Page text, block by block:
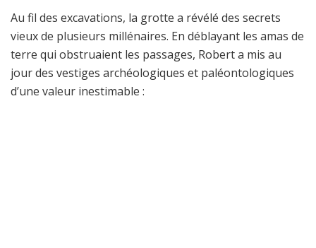
Au fil des excavations, la grotte a révélé des secrets
vieux de plusieurs millénaires. En déblayant les amas de
terre qui obstruaient les passages, Robert a mis au
jour des vestiges archéologiques et paléontologiques
d’une valeur inestimable :